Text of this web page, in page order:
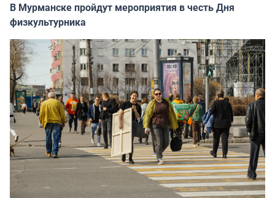
В Мурманске пройдут мероприятия в честь Дня
физкультурника